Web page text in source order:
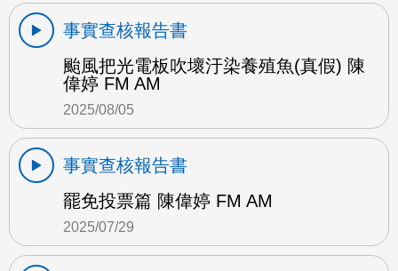
事實查核報告書
颱風把光電板吹壞汙染養殖魚(真假) 陳
偉婷 FM AM
2025/08/05
事實查核報告書
罷免投票篇 陳偉婷 FM AM
2025/07/29